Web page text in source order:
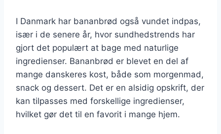
I Danmark har bananbrød også vundet indpas,
især i de senere år, hvor sundhedstrends har
gjort det populært at bage med naturlige
ingredienser. Bananbrød er blevet en del af
mange danskeres kost, både som morgenmad,
snack og dessert. Det er en alsidig opskrift, der
kan tilpasses med forskellige ingredienser,
hvilket gør det til en favorit i mange hjem.